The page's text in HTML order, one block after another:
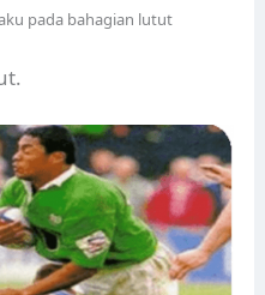
pada bahagian lutut